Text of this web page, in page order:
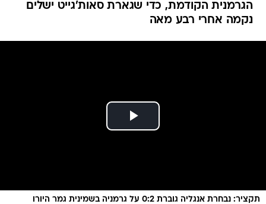
הגרמנית הקודמת, כדי שגארת סאות'גייט ישלים
נקמה אחרי רבע מאה
תקציר: נבחרת אנגליה גוברת 0:2 על גרמניה בשמינית גמר היורו